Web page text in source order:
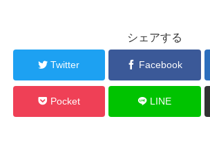
シェアする
Twitter Facebook
Pocket LINE